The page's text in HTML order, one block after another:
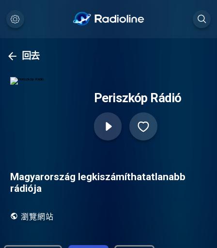
回去
Periszkóp Rádió
Magyarország legkiszámíthatatlanabb
rádiója
瀏覽網站